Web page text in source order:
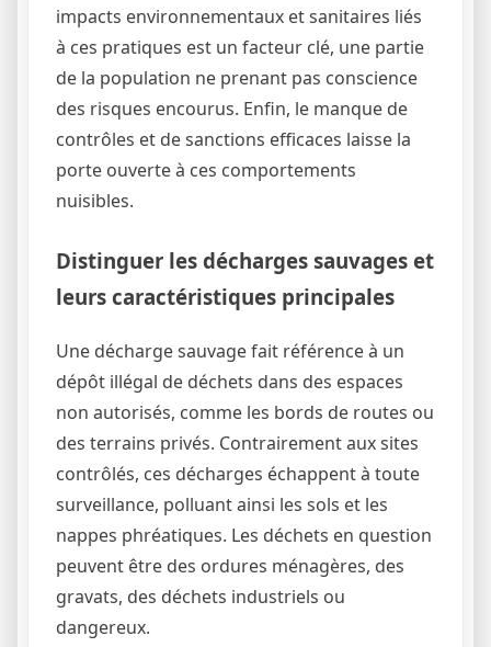
impacts environnementaux et sanitaires liés
à ces pratiques est un facteur clé, une partie
de la population ne prenant pas conscience
des risques encourus. Enfin, le manque de
contrôles et de sanctions efficaces laisse la
porte ouverte à ces comportements
nuisibles.
Distinguer les décharges sauvages et
leurs caractéristiques principales
Une décharge sauvage fait référence à un
dépôt illégal de déchets dans des espaces
non autorisés, comme les bords de routes ou
des terrains privés. Contrairement aux sites
contrôlés, ces décharges échappent à toute
surveillance, polluant ainsi les sols et les
nappes phréatiques. Les déchets en question
peuvent être des ordures ménagères, des
gravats, des déchets industriels ou
dangereux.